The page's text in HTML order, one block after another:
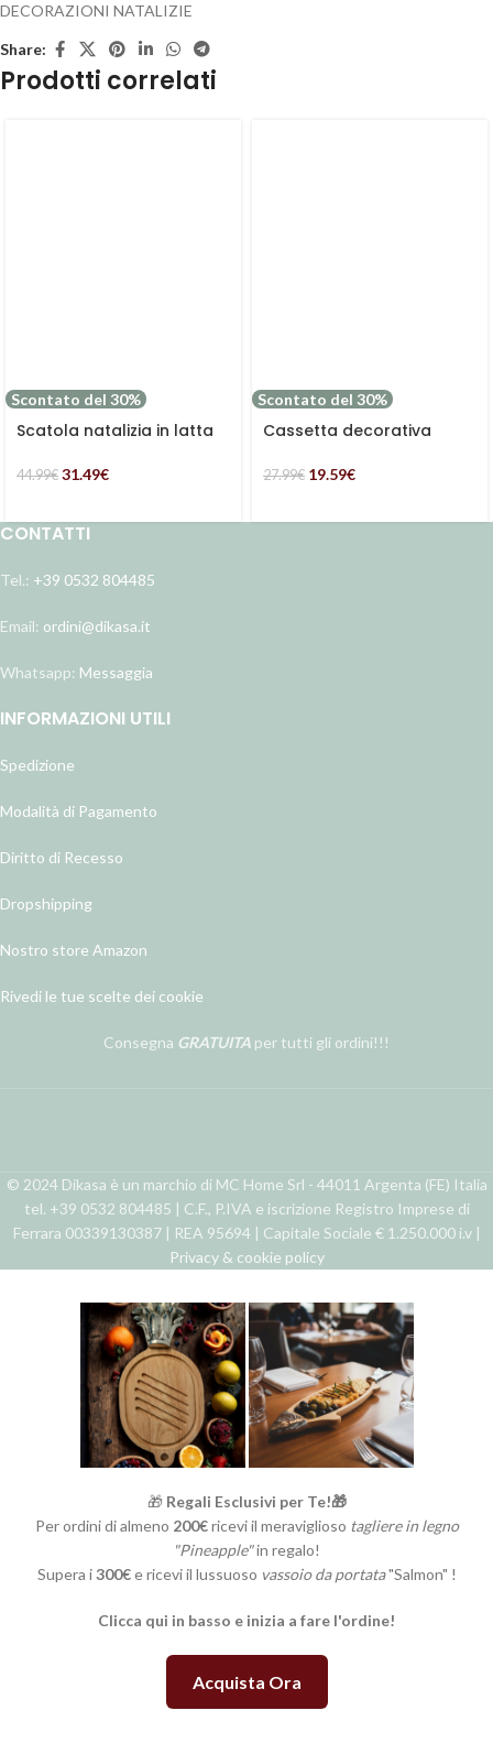
DECORAZIONI NATALIZIE
Share:
Prodotti correlati
Scontato del 30%
Scatola natalizia in latta
44.99€ 31.49€
Scontato del 30%
Cassetta decorativa
27.99€ 19.59€
CONTATTI
Tel.: +39 0532 804485
Email: ordini@dikasa.it
Whatsapp: Messaggia
INFORMAZIONI UTILI
Spedizione
Modalità di Pagamento
Diritto di Recesso
Dropshipping
Nostro store Amazon
Rivedi le tue scelte dei cookie
Consegna GRATUITA per tutti gli ordini!!!
© 2024 Dikasa è un marchio di MC Home Srl - 44011 Argenta (FE) Italia
tel. +39 0532 804485 | C.F., P.IVA e iscrizione Registro Imprese di
Ferrara 00339130387 | REA 95694 | Capitale Sociale € 1.250.000 i.v |
Privacy & cookie policy
🎁 Regali Esclusivi per Te!🎁
Per ordini di almeno 200€ricevi il meraviglioso tagliere in legno
"Pineapple"in regalo!
Supera i300€e ricevi il lussuoso vassoio da portata"Salmon" !
Clicca qui in basso e inizia a fare l'ordine!
Acquista Ora